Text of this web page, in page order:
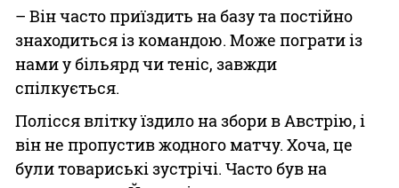
– Він часто приїздить на базу та постійно
знаходиться із командою. Може пограти із
нами у більярд чи теніс, завжди
спілкується.
Полісся влітку їздило на збори в Австрію, і
він не пропустив жодного матчу. Хоча, це
були товариські зустрічі. Часто був на